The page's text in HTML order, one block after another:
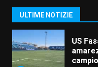
ULTIME NOTIZIE
1
US